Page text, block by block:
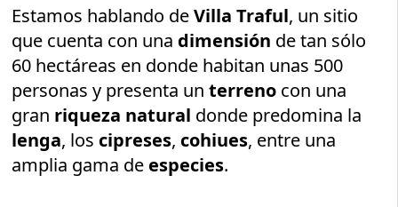
Estamos hablando deVilla Traful, un sitio
que cuenta con una dimensión de tan sólo
60 hectáreas en donde habitan unas 500
personas y presenta unterreno con una
gran riqueza natural donde predomina la
lenga, los cipreses, cohiues, entre una
amplia gama de especies.